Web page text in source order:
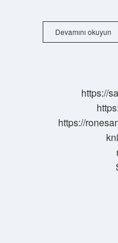
Devamını okuyun
https://
https://